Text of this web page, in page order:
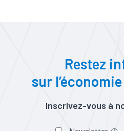
Restez
sur
Inscrivez-vous à